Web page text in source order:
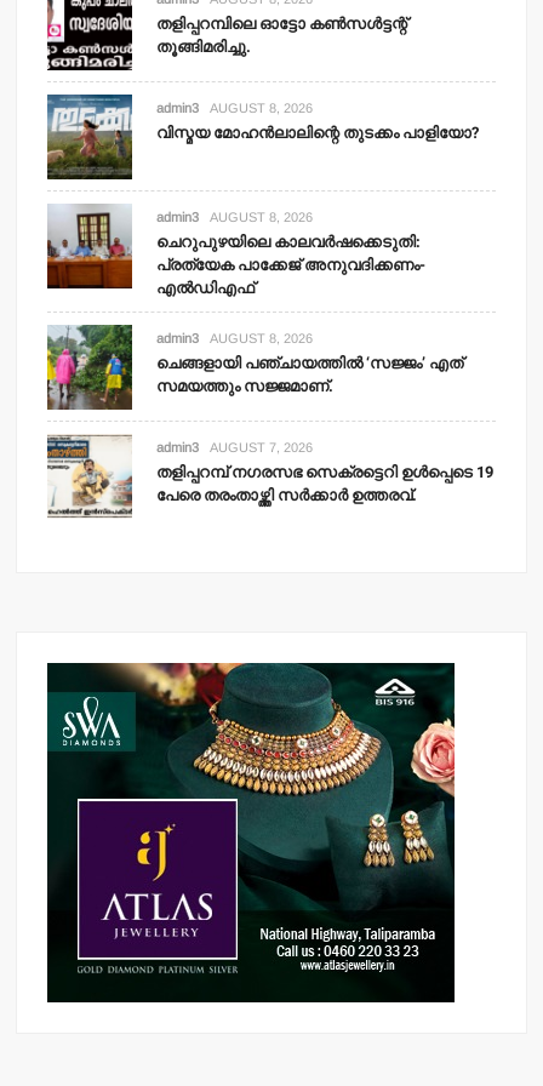
തളിപ്പറമ്പിലെ ഓട്ടോ കണ്‍സള്‍ട്ടന്റ്
തൂങ്ങിമരിച്ചു.
admin3 AUGUST 8, 2026
വിസ്മയ മോഹന്‍ലാലിന്റെ തുടക്കം പാളിയോ?
admin3 AUGUST 8, 2026
ചെറുപുഴയിലെ കാലവര്‍ഷക്കെടുതി:
പ്രത്യേക പാക്കേജ് അനുവദിക്കണം-
എല്‍ഡിഎഫ്
admin3 AUGUST 8, 2026
ചെങ്ങളായി പഞ്ചായത്തില്‍ ‘സജ്ജം’ എത്
സമയത്തും സജ്ജമാണ്.
admin3 AUGUST 7, 2026
തളിപ്പറമ്പ് നഗരസഭ സെക്രട്ടെറി ഉള്‍പ്പെടെ 19
പേരെ തരംതാഴ്ത്തി സര്‍ക്കാര്‍ ഉത്തരവ്.